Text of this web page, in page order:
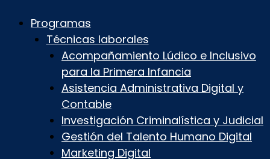
Programas
Técnicas laborales
Acompañamiento Lúdico e Inclusivo
para la Primera Infancia
Asistencia Administrativa Digital y
Contable
Investigación Criminalística y Judicial
Gestión del Talento Humano Digital
Marketing Digital